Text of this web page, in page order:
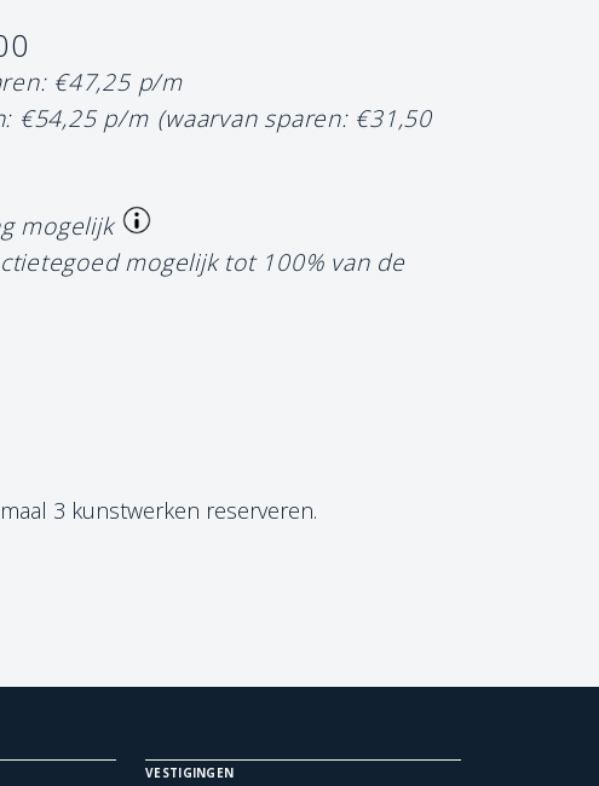
€47,25 p/m
€54,25 p/m (waarvan sparen: €31,50
mogelijk
mogelijk tot 100% van de
3 kunstwerken reserveren.
VESTIGINGEN